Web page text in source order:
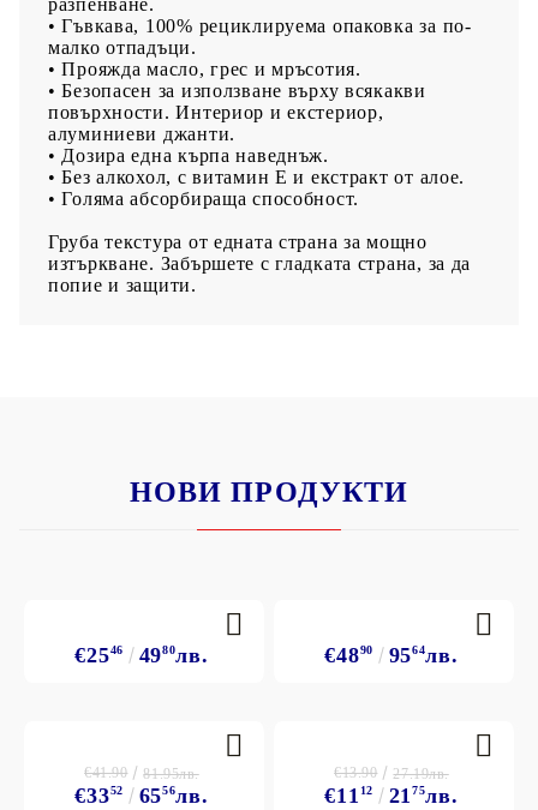
• Гъвкава, 100% рециклируема опаковка за по-
малко отпадъци.
• Прояжда масло, грес и мръсотия.
• Безопасен за използване върху всякакви
повърхности. Интериор и екстериор,
алуминиеви джанти.
• Дозира една кърпа наведнъж.
• Без алкохол, с витамин Е и екстракт от алое.
• Голяма абсорбираща способност.
Груба текстура от едната страна за мощно
изтъркване. Забършете с гладката страна, за да
попие и защити.
НОВИ ПРОДУКТИ
€2546 4980лв. €4890 9564лв.
€3352 6556лв.
€41.90 81.95лв.
€11 12 2175лв.
€13.90 27.19лв.